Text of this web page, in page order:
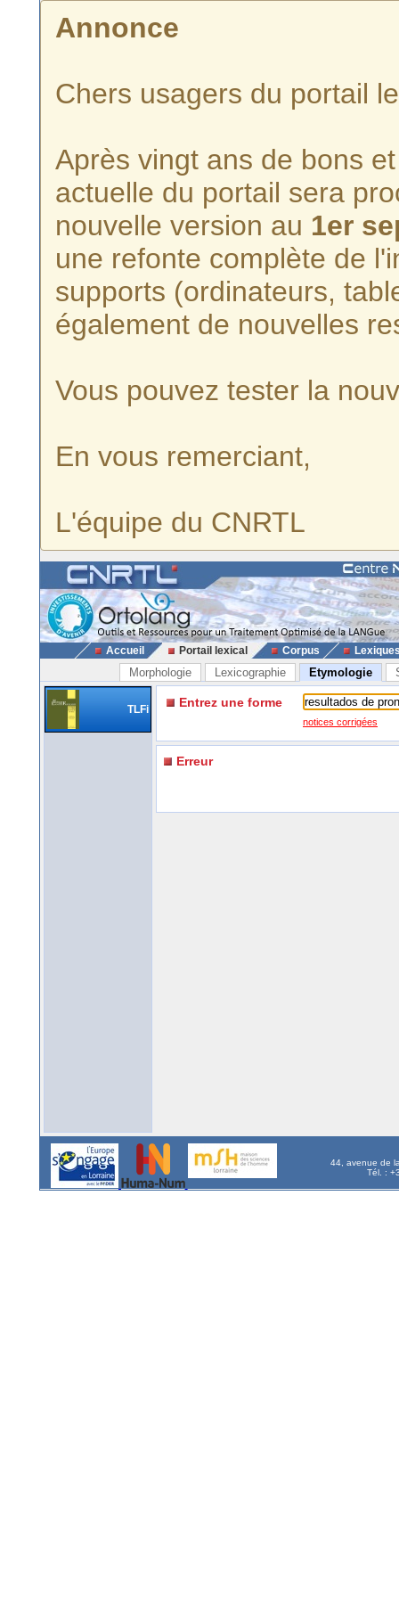
Annonce
Chers usagers du portail
Après vingt ans de bons
actuelle du portail sera
nouvelle version au 1er
une refonte complète de
supports (ordinateurs,
également de nouvelles
Vous pouvez tester la
En vous remerciant,
L'équipe du CNRTL
Accueil Portail lexical Corpus
Morphologie Lexicographie Etymologie
TLFi Entrez une forme
notices corrigées
Erreur
44, avenue de
Tél. :